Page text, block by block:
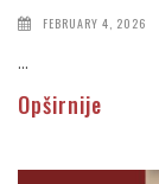
FEBRUARY 4, 2026
...
Opširnije